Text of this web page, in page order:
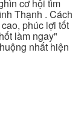
cơ hội tìm
Thạnh . Cách
phúc lợi tốt
làm ngay"
nhất hiện